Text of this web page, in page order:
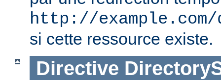
http://
si cette ressource existe.
Directive